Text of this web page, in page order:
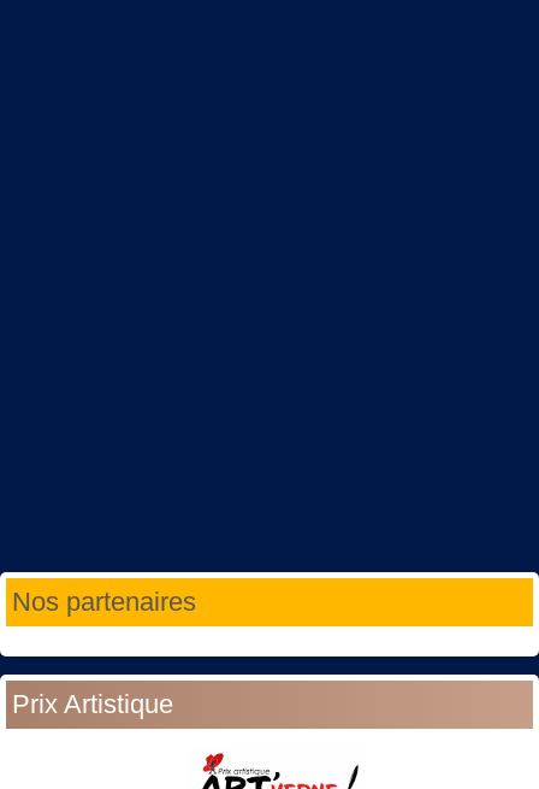
Nos partenaires
Prix Artistique
Année
précédente
Mois
précédent
Année
suivante
Mois
suivant